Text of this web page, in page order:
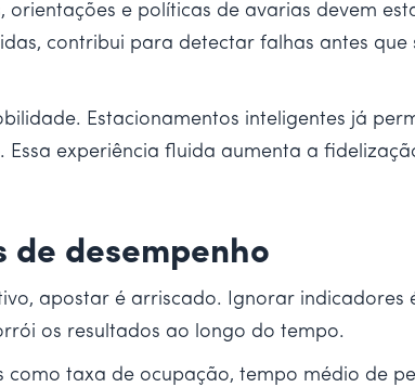
e políticas de avarias devem
contribui para detectar falhas antes que
Estacionamentos inteligentes já
experiência fluida aumenta a
desempenho
apostar é arriscado. Ignorar indicadores
os resultados ao longo do tempo.
taxa de ocupação, tempo médio de